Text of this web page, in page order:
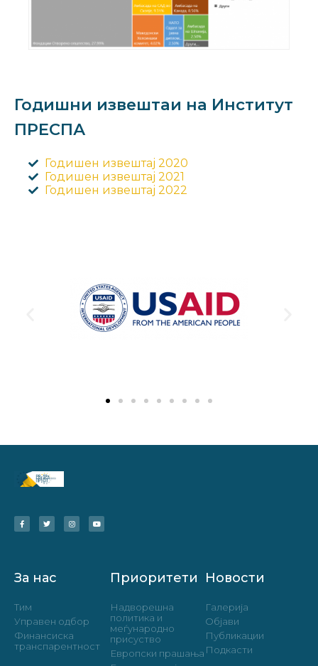
Годишни извештаи на Институт
ПРЕСПА
Годишен извештај 2020
Годишен извештај 2021
Годишен извештај 2022
За нас
Тим
Управен одбор
Финансиска
транспарентност
Приоритети
Надворешна
политика и
меѓународно
присуство
Европски прашања
Новости
Галерија
Објави
Публикации
Подкасти